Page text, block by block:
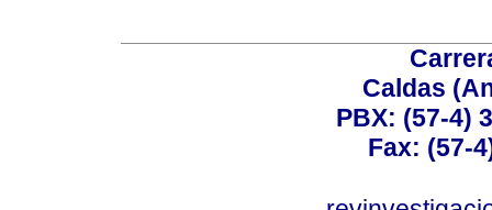
Caldas
PBX: (57-4)
Fax: (57-